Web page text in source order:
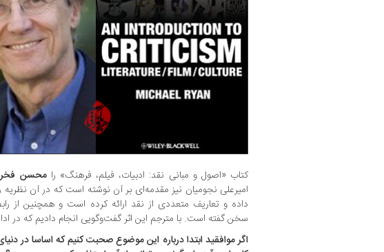
کتاب «اصول و مبانی نقد: ادبیات، فیلم، فرهنگ» رامحسن
امیرعلی نجومیان نیز مقدمه‌ای بر آن نوشته است که در آن نظریه
داده و تعاریف متعددی از نقد ارائه کرده است و همچنین از
سخن گفته است. با مترجم این اثر گفت‌وگویی انجام دادیم که در
اگر موافقید ابتدا درباره این موضوع صحبت کنیم که اساسا در